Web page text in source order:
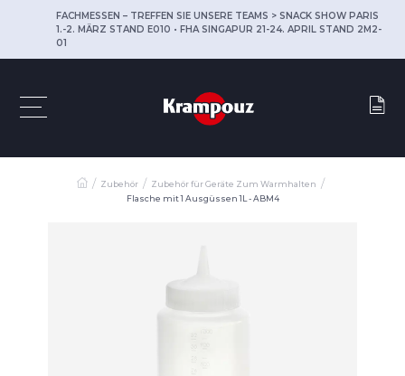
FACHMESSEN – TREFFEN SIE UNSERE TEAMS > SNACK SHOW PARIS
1.-2. MÄRZ STAND E010 • FHA SINGAPUR 21-24. APRIL STAND 2M2-
01
Zubehör
Zubehör für Geräte Zum Warmhalten
Flasche mit 1 Ausgüssen 1L - ABM4